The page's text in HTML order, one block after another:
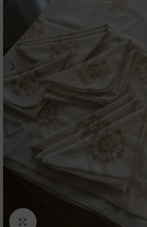
Click to enlarge